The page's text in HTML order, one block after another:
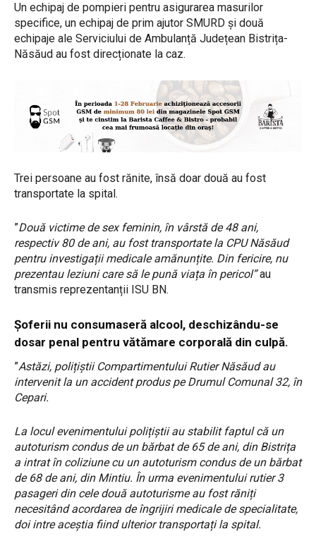
Un echipaj de pompieri pentru asigurarea masurilor
specifice, un echipaj de prim ajutor SMURD și două
echipaje ale Serviciului de Ambulanță Județean Bistrița-
Năsăud au fost direcționate la caz.
Trei persoane au fost rănite, însă doar două au fost
transportate la spital.
”Două victime de sex feminin, în vârstă de 48 ani,
respectiv 80 de ani, au fost transportate la CPU Năsăud
pentru investigații medicale amănunțite. Din fericire, nu
prezentau leziuni care să le pună viața în pericol”au
transmis reprezentanții ISU BN.
Șoferii nu consumaseră alcool, deschizându-se
dosar penal pentru vătămare corporală din culpă.
”Astăzi, polițiștii Compartimentului Rutier Năsăud au
intervenit la un accident produs pe Drumul Comunal 32, în
Cepari.
La locul evenimentului polițiștii au stabilit faptul că un
autoturism condus de un bărbat de 65 de ani, din Bistrița
a intrat în coliziune cu un autoturism condus de un bărbat
de 68 de ani, din Mintiu. În urma evenimentului rutier 3
pasageri din cele două autoturisme au fost răniți
necesitând acordarea de îngrijiri medicale de specialitate,
doi intre aceștia fiind ulterior transportați la spital.